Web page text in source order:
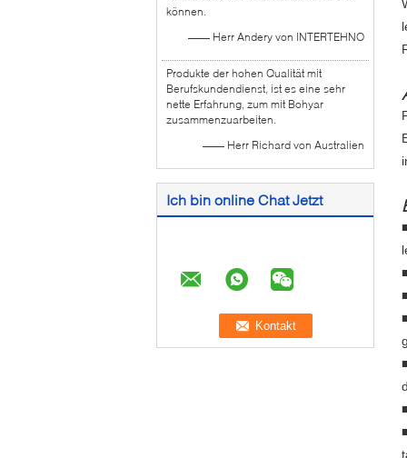
können.
—— Herr Andery von INTERTEHNO
Produkte der hohen Qualität mit
Berufskundendienst, ist es eine sehr
nette Erfahrung, zum mit Bohyar
zusammenzuarbeiten.
—— Herr Richard von Australien
Ich bin online Chat Jetzt